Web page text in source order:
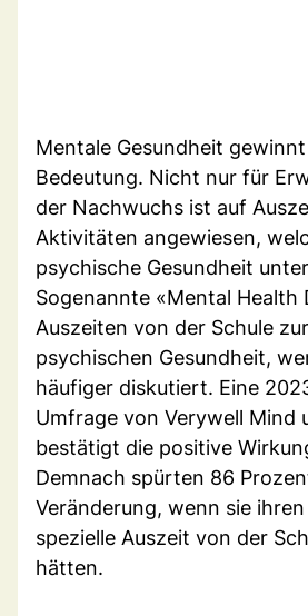
Mentale Gesundheit
Bedeutung. Nicht nur für
der Nachwuchs ist auf
Aktivitäten angewiesen,
psychische Gesundheit
Sogenannte «Mental Health
Auszeiten von der Schule
psychischen Gesundheit,
häufiger diskutiert. Eine
Umfrage von Verywell Mind
bestätigt die positive
Demnach spürten 86
Veränderung, wenn sie
spezielle Auszeit von der
hätten.